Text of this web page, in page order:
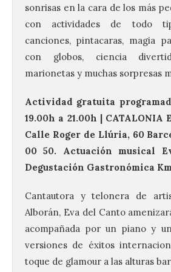
sonrisas en la cara de los más
con actividades de todo
canciones, pintacaras, magia
con globos, ciencia
marionetas y muchas sorpresas
Actividad gratuita
19.00h a 21.00h | CATALONIA
Calle Roger de Llúria, 60
00 50. Actuación musical
Degustación Gastronómica
Cantautora y telonera de
Alborán, Eva del Canto
acompañada por un piano y
versiones de éxitos
toque de glamour a las alturas